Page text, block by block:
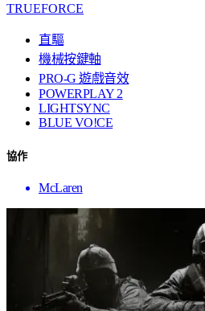
TRUEFORCE
直驅
機械按鍵軸
PRO-G 遊戲音效
POWERPLAY 2
LIGHTSYNC
BLUE VO!CE
協作
McLaren